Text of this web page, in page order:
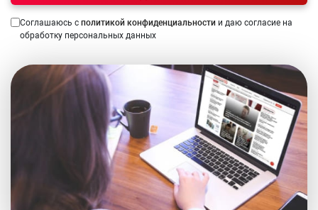
Соглашаюсь с политикой конфиденциальности и даю согласие на
обработку персональных данных